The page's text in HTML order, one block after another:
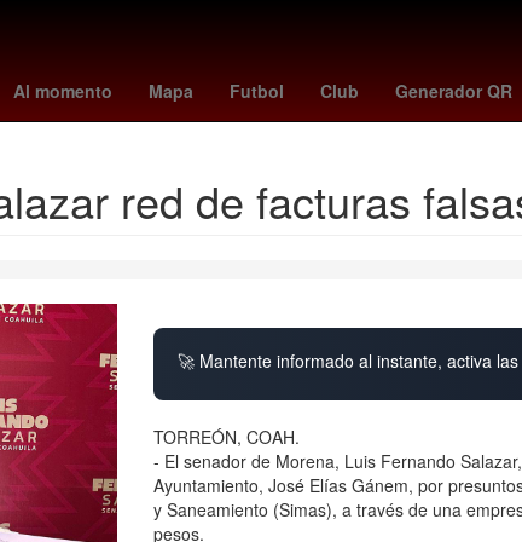
Al momento Mapa Futbol Club Generador QR
precio Bollywood marruecos vs haití Incendio Claro Sports
red de facturas
🚀 Mantente informado al instante, activa
TORREÓN, COAH.
- El senador de Morena, Luis Fernando
Ayuntamiento, José Elías Gánem, por
y Saneamiento (Simas), a través de una
pesos.